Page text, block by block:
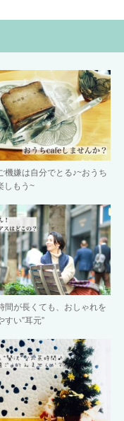
機嫌は自分でとる♪~おうち
しもう~
間が長くても、おしゃれを
すい”耳元”